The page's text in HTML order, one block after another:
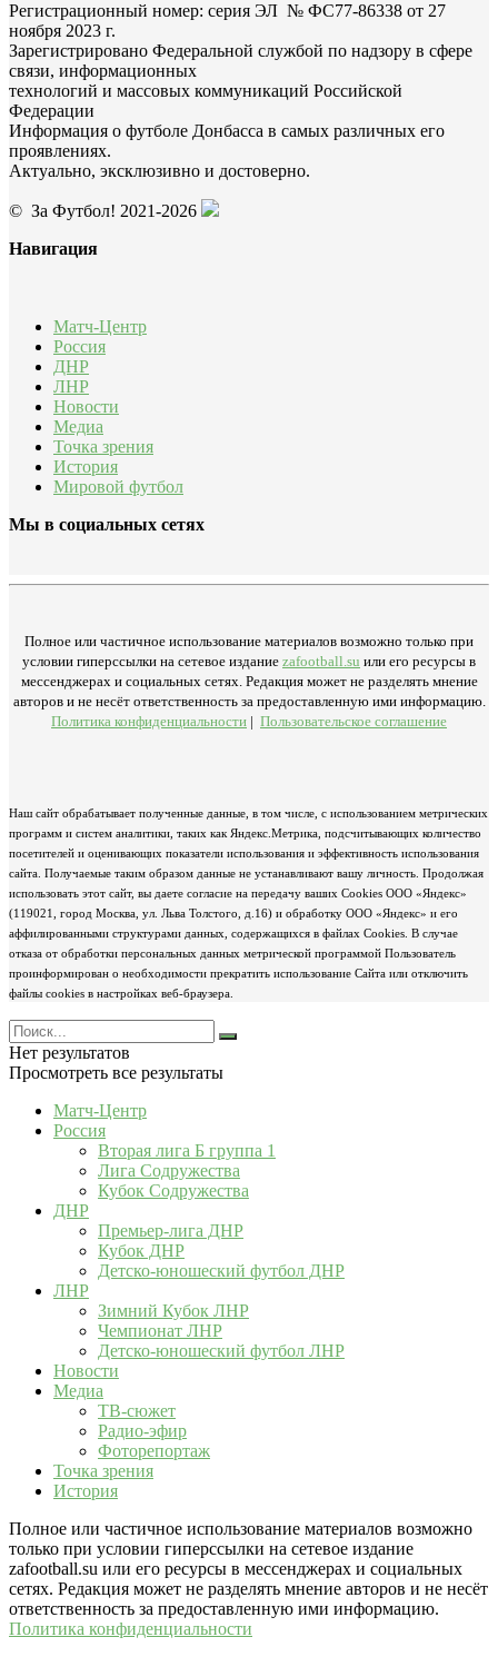
Регистрационный номер: серия ЭЛ № ФС77-86338 от 27
ноября 2023 г.
Зарегистрировано Федеральной службой по надзору в сфере
связи, информационных
технологий и массовых коммуникаций Российской
Федерации
Информация о футболе Донбасса в самых различных его
проявлениях.
Актуально, эксклюзивно и достоверно.
© За Футбол! 2021-2026
Навигация
Матч-Центр
Россия
ДНР
ЛНР
Новости
Медиа
Точка зрения
История
Мировой футбол
Мы в социальных сетях
Полное или частичное использование материалов возможно только при
условии гиперссылки на сетевое издание zafootball.su или его ресурсы в
мессенджерах и социальных сетях. Редакция может не разделять мнение
авторов и не несёт ответственность за предоставленную ими информацию.
Политика конфиденциальности | Пользовательское соглашение
Наш сайт обрабатывает полученные данные, в том числе, с использованием метрических
программ и систем аналитики, таких как Яндекс.Метрика, подсчитывающих количество
посетителей и оценивающих показатели использования и эффективность использования
сайта. Получаемые таким образом данные не устанавливают вашу личность. Продолжая
использовать этот сайт, вы даете согласие на передачу ваших Cookies ООО «Яндекс»
(119021, город Москва, ул. Льва Толстого, д.16) и обработку ООО «Яндекс» и его
аффилированными структурами данных, содержащихся в файлах Cookies. В случае
отказа от обработки персональных данных метрической программой Пользователь
проинформирован о необходимости прекратить использование Сайта или отключить
файлы cookies в настройках веб-браузера.
Нет результатов
Просмотреть все результаты
Матч-Центр
Россия
Вторая лига Б группа 1
Лига Содружества
Кубок Содружества
ДНР
Премьер-лига ДНР
Кубок ДНР
Детско-юношеский футбол ДНР
ЛНР
Зимний Кубок ЛНР
Чемпионат ЛНР
Детско-юношеский футбол ЛНР
Новости
Медиа
ТВ-сюжет
Радио-эфир
Фоторепортаж
Точка зрения
История
Полное или частичное использование материалов возможно
только при условии гиперссылки на сетевое издание
zafootball.su или его ресурсы в мессенджерах и социальных
сетях. Редакция может не разделять мнение авторов и не несёт
ответственность за предоставленную ими информацию.
Политика конфиденциальности